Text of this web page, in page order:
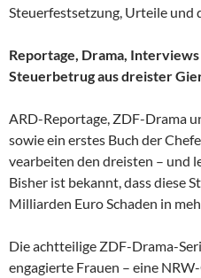
Steuerfestsetzung, Urteile und
Reportage, Drama, Interviews
Steuerbetrug aus dreister
ARD-Reportage, ZDF-Drama
sowie ein erstes Buch der
vearbeiten den dreisten – und
Bisher ist bekannt, dass diese
Milliarden Euro Schaden in
Die achtteilige ZDF-Drama-
engagierte Frauen – eine